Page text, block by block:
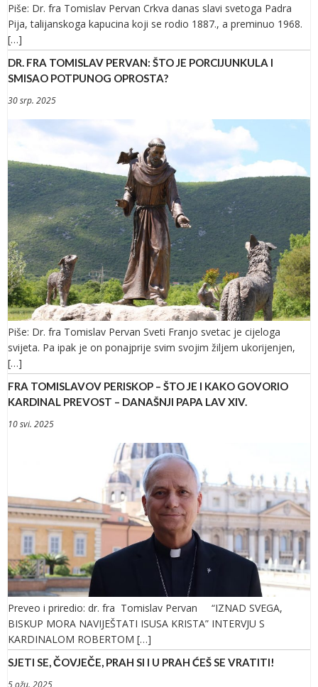
Piše: Dr. fra Tomislav Pervan Crkva danas slavi svetoga Padra
Pija, talijanskoga kapucina koji se rodio 1887., a preminuo 1968.
[…]
DR. FRA TOMISLAV PERVAN: ŠTO JE PORCIJUNKULA I
SMISAO POTPUNOG OPROSTA?
30 srp. 2025
Piše: Dr. fra Tomislav Pervan Sveti Franjo svetac je cijeloga
svijeta. Pa ipak je on ponajprije svim svojim žiljem ukorijenjen,
[…]
FRA TOMISLAVOV PERISKOP – ŠTO JE I KAKO GOVORIO
KARDINAL PREVOST – DANAŠNJI PAPA LAV XIV.
10 svi. 2025
Preveo i priredio: dr. fra Tomislav Pervan “IZNAD SVEGA,
BISKUP MORA NAVIJEŠTATI ISUSA KRISTA” INTERVJU S
KARDINALOM ROBERTOM […]
SJETI SE, ČOVJEČE, PRAH SI I U PRAH ĆEŠ SE VRATITI!